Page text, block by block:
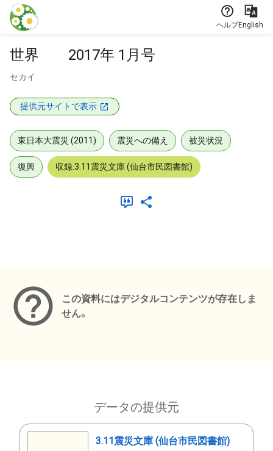
本文に飛ぶ
ヘルプEnglish
世界 2017年 1月号
セカイ
提供元サイトで表示
東日本大震災 (2011) 震災への備え 被災状況
復興 収録:3.11震災文庫 (仙台市民図書館)
この資料にはデジタルコンテンツが存在しま
せん。
データの提供元
3.11震災文庫 (仙台市民図書館)